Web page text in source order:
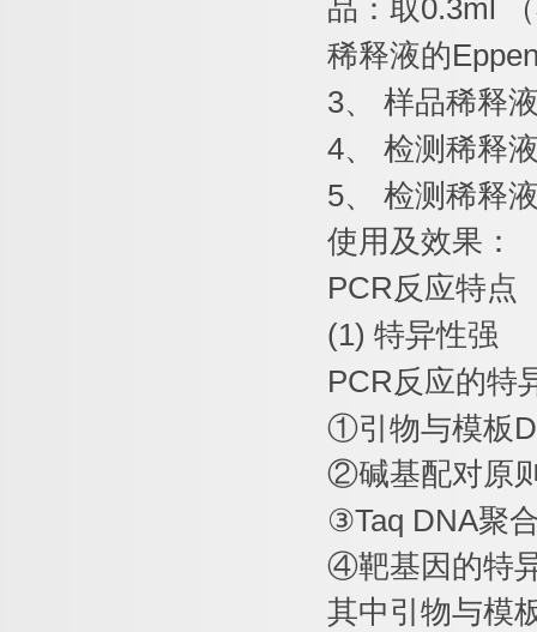
品：取0.3ml
稀释液的
3、 样品稀释
4、 检测稀释
5、
检测稀释
使用及效果：
PCR反应特点
(1) 特异性强
PCR反应的特
①引物与模板
②碱基配对原
③Taq DNA聚
④靶基因的特
其中引物与模